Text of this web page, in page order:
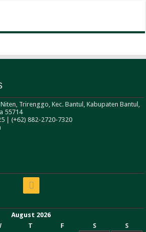
Trirenggo, Kec. Bantul, Kabupaten Bantul,
55714
| (+62) 882-2720-7320
August 2026
T F S S